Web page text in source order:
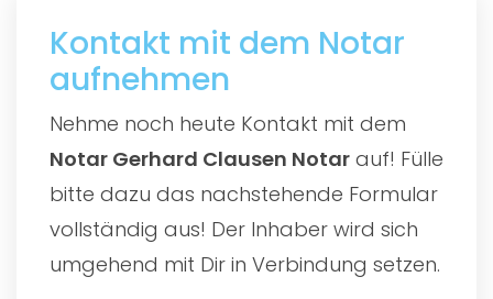
Kontakt mit dem Notar
aufnehmen
Nehme noch heute Kontakt mit dem
Notar Gerhard Clausen Notar auf! Fülle
bitte dazu das nachstehende Formular
vollständig aus! Der Inhaber wird sich
umgehend mit Dir in Verbindung setzen.